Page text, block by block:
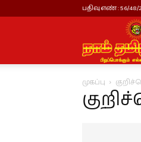
பதிவு எண் : 56/48/
முகப்பு